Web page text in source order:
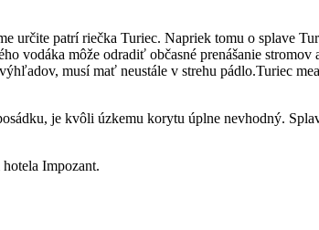
určite patrí riečka Turiec. Napriek tomu o splave
vodáka môže odradiť občasné prenášanie
musí mať neustále v strehu pádlo.Turiec
je kvôli úzkemu korytu úplne nevhodný.
Impozant.